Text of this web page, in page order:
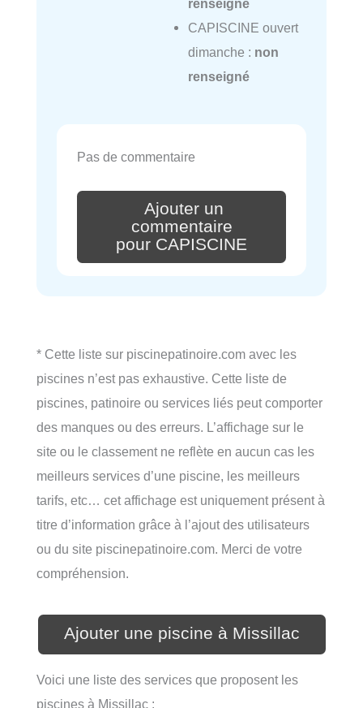
renseigné
CAPISCINE ouvert
dimanche : non
renseigné
Pas de commentaire
Ajouter un
commentaire
pour CAPISCINE
* Cette liste sur piscinepatinoire.com avec les
piscines n’est pas exhaustive. Cette liste de
piscines, patinoire ou services liés peut comporter
des manques ou des erreurs. L’affichage sur le
site ou le classement ne reflète en aucun cas les
meilleurs services d’une piscine, les meilleurs
tarifs, etc… cet affichage est uniquement présent à
titre d’information grâce à l’ajout des utilisateurs
ou du site piscinepatinoire.com. Merci de votre
compréhension.
Ajouter une piscine à Missillac
Voici une liste des services que proposent les
piscines à Missillac :